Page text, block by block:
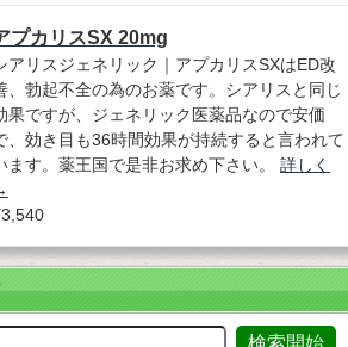
プカリスSX 20mg
アリスジェネリック｜アプカリスSXはED改
、勃起不全の為のお薬です。シアリスと同じ
果ですが、ジェネリック医薬品なので安価
、効き目も36時間効果が持続すると言われて
ます。薬王国で是非お求め下さい。 詳しく